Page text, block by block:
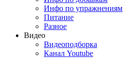
Инфо по упражнениям
Питание
Разное
Видео
Видеоподборка
Канал Youtube